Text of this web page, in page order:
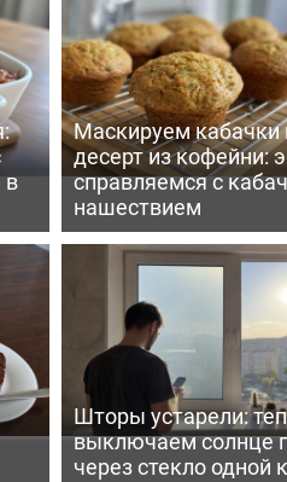
в
Маскируем кабачки
десерт из кофейни:
справляемся с
нашествием
Шторы устарели:
выключаем солнце
через стекло одной